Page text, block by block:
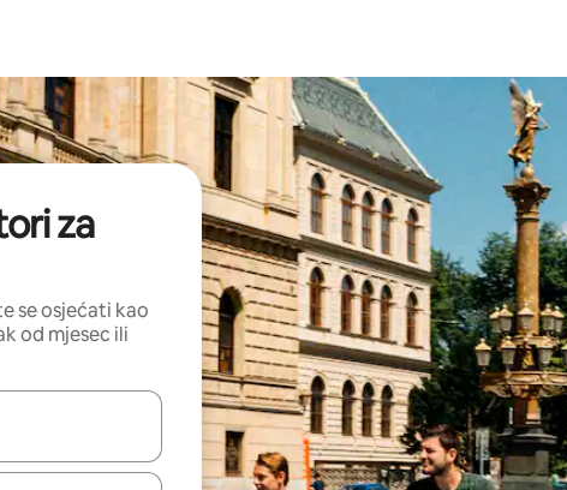
za
se osjećati kao
od mjesec ili
ćete ih pregledati koristeći se strelicama prema gore i prema dolje,